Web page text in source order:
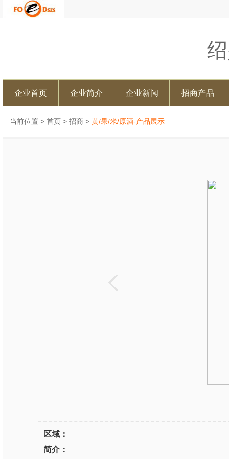
企业首页 企业简介 企业新闻 招商产品
当前位置 > 首页 > 招商 > 黄/果/米/原酒-产品展示
区域：
简介：